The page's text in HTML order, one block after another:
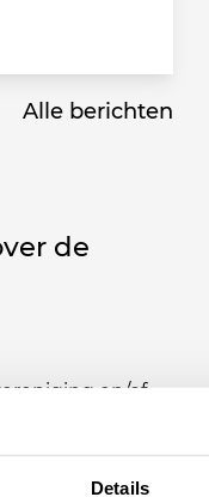
Details
Alle berichten
de
en/of
in! Ben je al lid
op Mijn RB
ontvangen.